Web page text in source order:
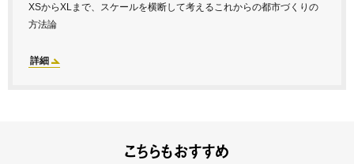
XSからXLまで、スケールを横断して考えるこれからの都市づくりの
方法論
詳細
こちらもおすすめ